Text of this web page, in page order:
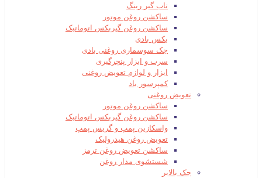
تاب گیر رینگ
ساکشن روغن موتور
ساکشن روغن گیربکس اتوماتیک
بکس بادی
جک سوسماری روغنی بادی
سرب و ابزار پنچرگیری
ابزار و لوازم تعویض روغنی
کمپرسور باد
تعویض روغنی
ساکشن روغن موتور
ساکشن روغن گیربکس اتوماتیک
واسکازین پمپ و گریس پمپ
تعویض روغن هیدرولیک
ساکشن تعویض روغن ترمز
شستشوی مدار روغن
جک بالابر